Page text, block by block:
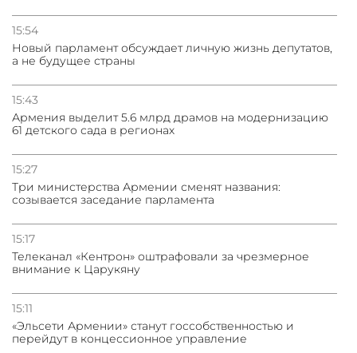
15:54
Новый парламент обсуждает личную жизнь депутатов,
а не будущее страны
15:43
Армения выделит 5.6 млрд драмов на модернизацию
61 детского сада в регионах
15:27
Три министерства Армении сменят названия:
созывается заседание парламента
15:17
Телеканал «Кентрон» оштрафовали за чрезмерное
внимание к Царукяну
15:11
«Эльсети Армении» станут госсобственностью и
перейдут в концессионное управление